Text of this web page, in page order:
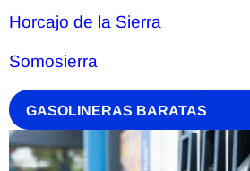
Horcajo de la Sierra
Somosierra
GASOLINERAS BARATAS